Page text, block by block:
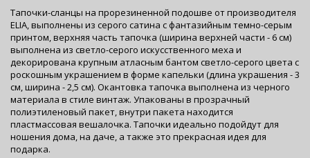
Тапочки-сланцы на прорезиненной подошве от производителя
ELIA, выполнены из серого сатина с фантазийным темно-серым
принтом, верхняя часть тапочка (ширина верхней части - 6 см)
выполнена из светло-серого искусственного меха и
декорирована крупным атласным бантом светло-серого цвета с
роскошным украшением в форме капельки (длина украшения - 3
см, ширина - 2,5 см). Окантовка тапочка выполнена из черного
материала в стиле винтаж. Упакованы в прозрачный
полиэтиленовый пакет, внутри пакета находится
пластмассовая вешалочка. Тапочки идеально подойдут для
ношения дома, на даче, а также это прекрасная идея для
подарка.